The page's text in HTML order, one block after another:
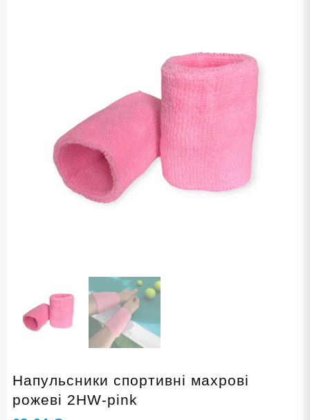
Напульсники спортивні махрові
рожеві 2HW-pink